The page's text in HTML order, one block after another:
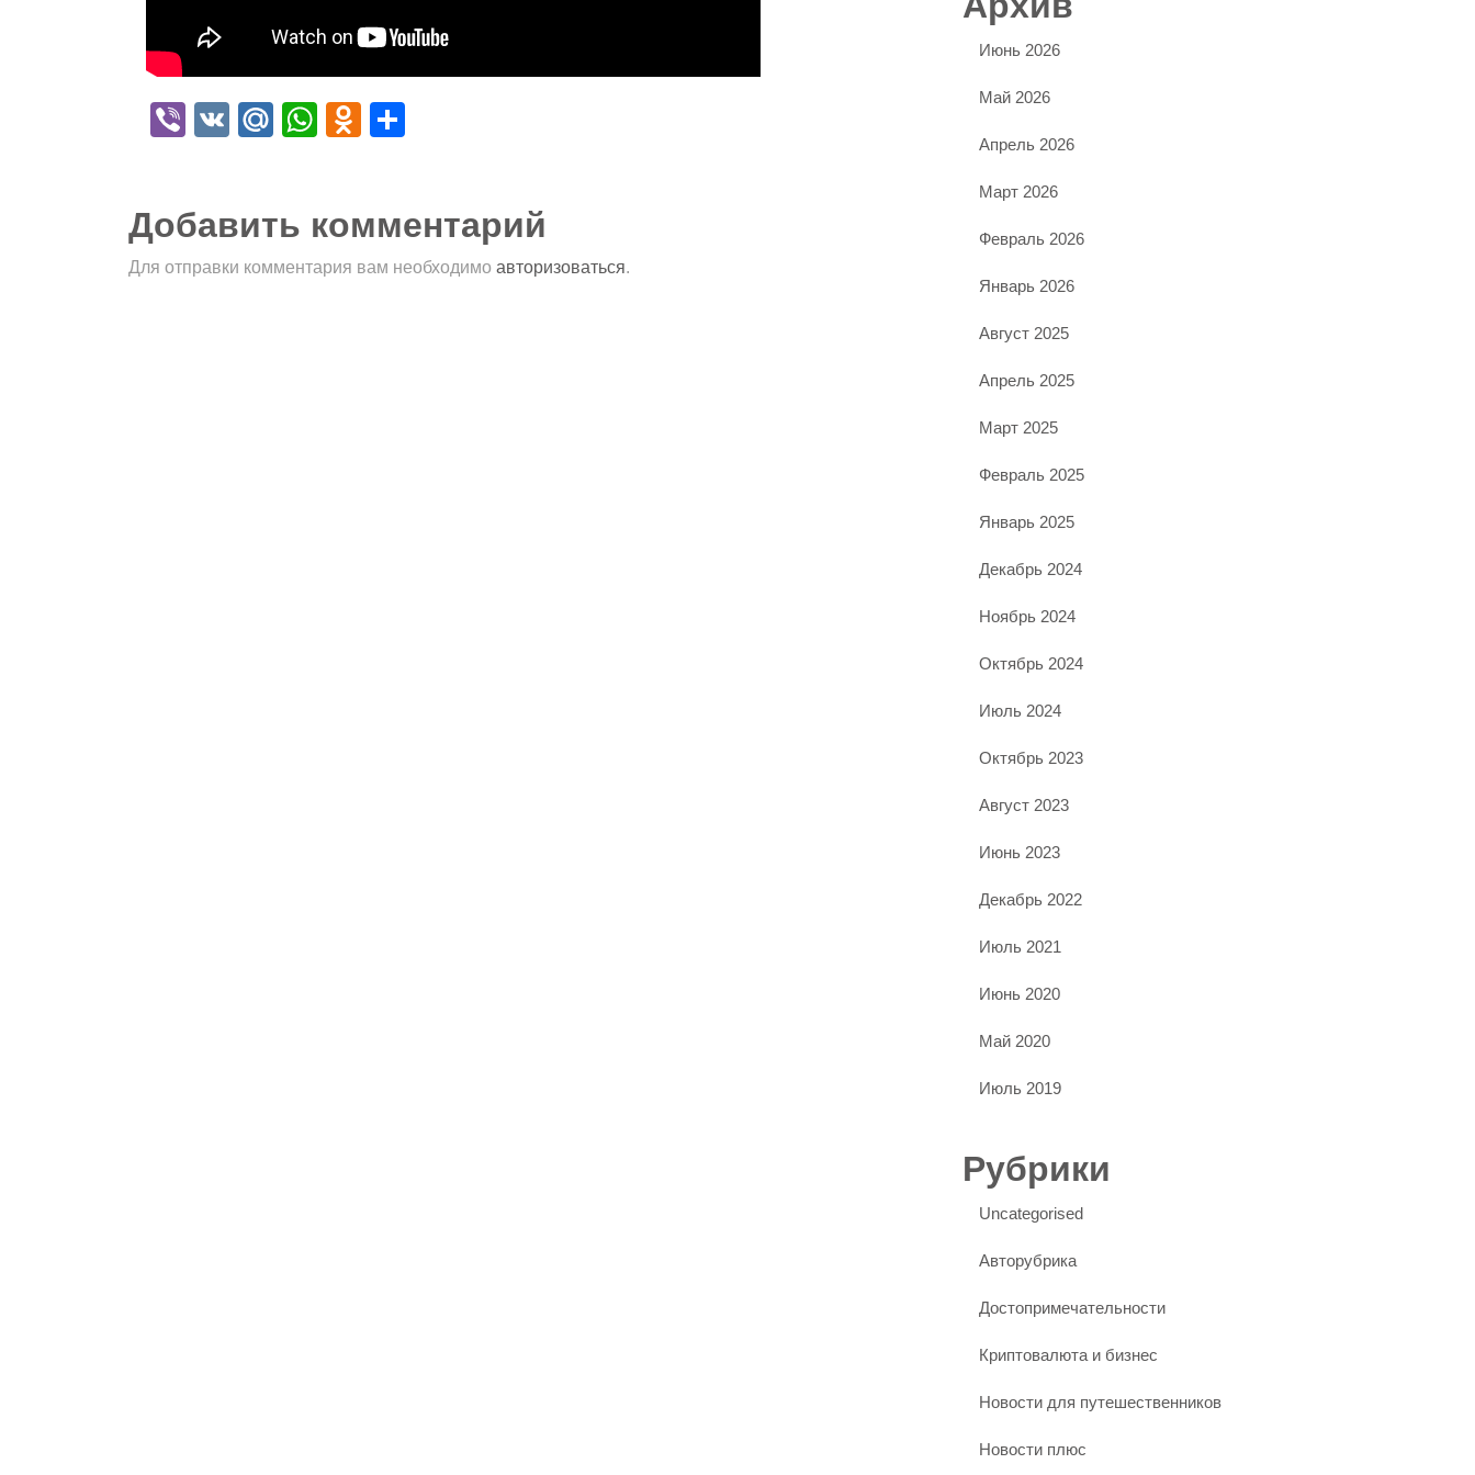
Viber
VK Mail.Ru
WhatsApp
Odnoklassniki
Добавить комментарий
Для отправки комментария вам необходимо авторизоваться.
Июнь 2026
Май 2026
Апрель 2026
Март 2026
Февраль 2026
Январь 2026
Август 2025
Апрель 2025
Март 2025
Февраль 2025
Январь 2025
Декабрь 2024
Ноябрь 2024
Октябрь 2024
Июль 2024
Октябрь 2023
Август 2023
Июнь 2023
Декабрь 2022
Июль 2021
Июнь 2020
Май 2020
Июль 2019
Рубрики
Uncategorised
Авторубрика
Достопримечательности
Криптовалюта и бизнес
Новости для путешественников
Новости плюс